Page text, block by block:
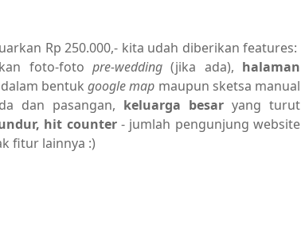
Rp 250.000,- kita udah diberikan features:
foto-foto pre-wedding(jika ada), halaman
dalam bentuk google map maupun sketsa manual
dan pasangan, keluarga besar yang turut
hit counter- jumlah pengunjung website
fitur lainnya :)